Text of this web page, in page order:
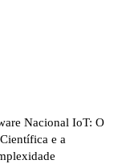
Nacional IoT: O
e a